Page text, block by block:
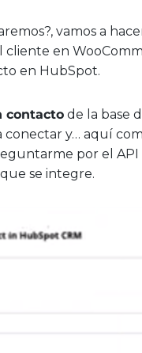
vamos a
en
en HubSpot.
contactode la base
y… aquí
por el
se integre.